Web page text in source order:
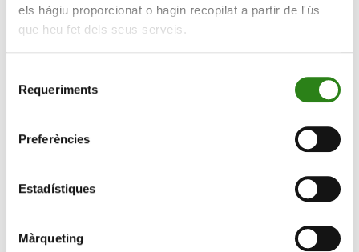
els hàgiu proporcionat o hagin recopilat a partir de l'ús
que heu fet dels seus serveis.
Requeriments
Preferències
Estadístiques
Màrqueting
Si encara no segueixes el canal, no et perdis tota la